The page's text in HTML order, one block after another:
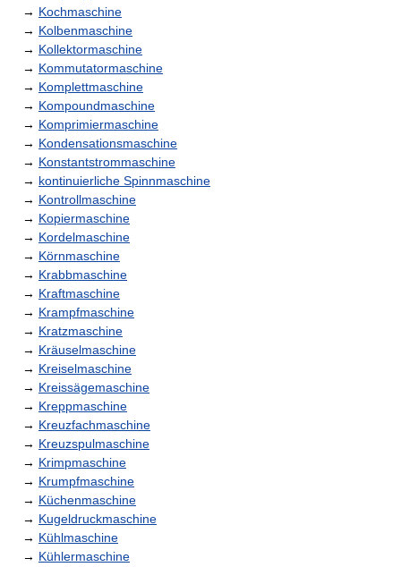
→ Kochmaschine
→ Kolbenmaschine
→ Kollektormaschine
→ Kommutatormaschine
→ Komplettmaschine
→ Kompoundmaschine
→ Komprimiermaschine
→ Kondensationsmaschine
→ Konstantstrommaschine
→ kontinuierliche Spinnmaschine
→ Kontrollmaschine
→ Kopiermaschine
→ Kordelmaschine
→ Körnmaschine
→ Krabbmaschine
→ Kraftmaschine
→ Krampfmaschine
→ Kratzmaschine
→ Kräuselmaschine
→ Kreiselmaschine
→ Kreissägemaschine
→ Kreppmaschine
→ Kreuzfachmaschine
→ Kreuzspulmaschine
→ Krimpmaschine
→ Krumpfmaschine
→ Küchenmaschine
→ Kugeldruckmaschine
→ Kühlmaschine
→ Kühlermaschine